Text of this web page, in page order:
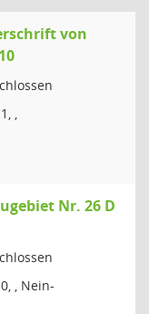
von
,
Nr. 26 D
, Nein-